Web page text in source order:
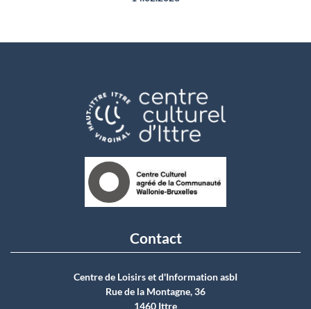
Contact
Centre de Loisirs et d'Information asbI
Rue de la Montagne, 36
1460 Ittre